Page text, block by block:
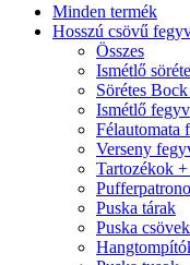
Minden termék
Hosszú csövű
Összes
Ismétlő
Sörétes
Ismétlő
Félautomata
Verseny
Tartozékok
Puska tárak
Puska csövek